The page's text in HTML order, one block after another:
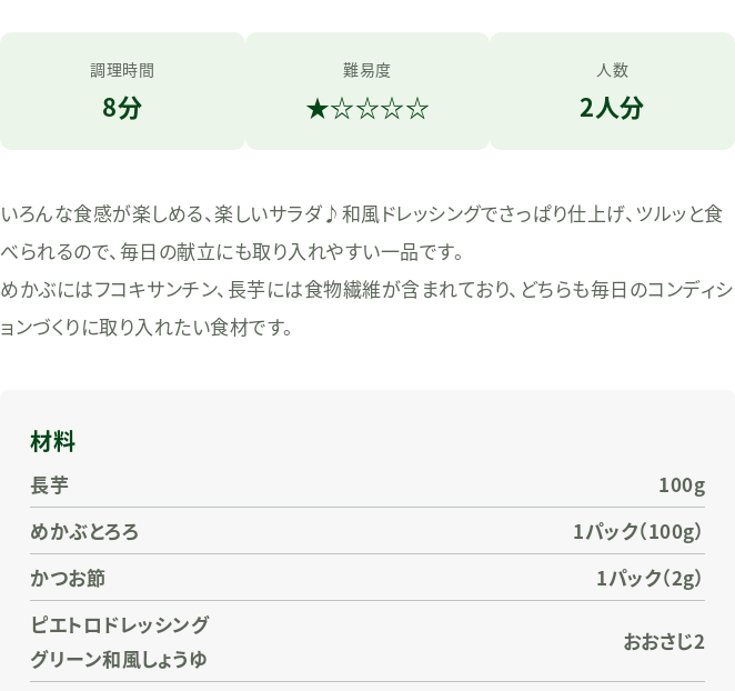
調理時間
8分
難易度
★☆☆☆☆
人数
2人分
いろんな食感が楽しめる、楽しいサラダ♪和風ドレッシングでさっぱり仕上げ、ツルッと食
べられるので、毎日の献立にも取り入れやすい一品です。
めかぶにはフコキサンチン、⻑芋には⾷物繊維が含まれており、どちらも毎⽇のコンディシ
ョンづくりに取り⼊れたい⾷材です。
材料
長芋
100g
めかぶとろろ
1パック（100g）
かつお節
1パック（2g）
ピエトロドレッシング
グリーン和風しょうゆ
おおさじ2